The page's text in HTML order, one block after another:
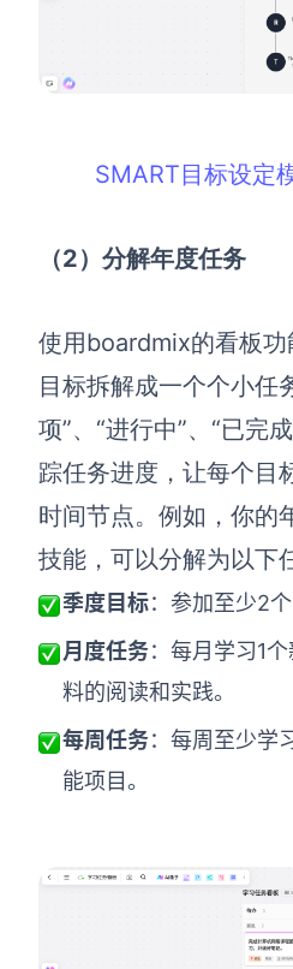
SMART目标设定
（2）分解年度任务
使用boardmix的看板
目标拆解成一个个小任
项”、“进行中”、“已完
踪任务进度，让每个目
时间节点。例如，你的
技能，可以分解为以下
季度目标：参加至少2
月度任务：每月学习1
料的阅读和实践。
每周任务：每周至少学
能项目。